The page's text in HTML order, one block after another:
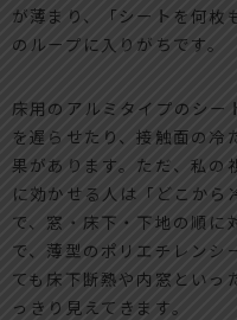
が薄まり、「シートを何枚
のループに入りがちです。
床用のアルミタイプのシー
を遅らせたり、接触面の冷
果があります。ただ、私の
に効かせる人は「どこから
で、窓・床下・下地の順に
で、薄型のポリエチレンシ
ても床下断熱や内窓といっ
っきり見えてきます。